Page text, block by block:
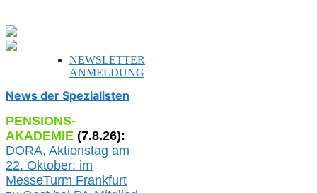
NEWSLETTER
ANMELDUNG
News der Spezialisten
PENSIONS-
AKADEMIE (7.8.26):
DORA, Aktionstag am
22. Oktober: im
MesseTurm Frankfurt